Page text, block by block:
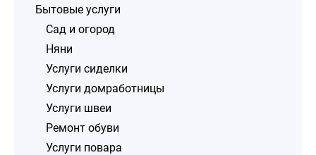
Бытовые услуги
Сад и огород
Няни
Услуги сиделки
Услуги домработницы
Услуги швеи
Ремонт обуви
Услуги повара